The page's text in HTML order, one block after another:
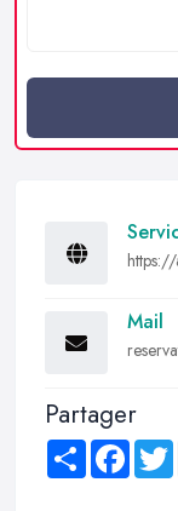
Mail
Partager
Share